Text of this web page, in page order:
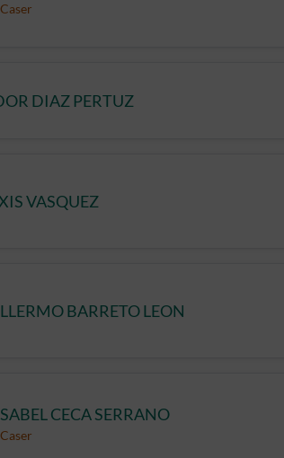
DIAZ PERTUZ
VASQUEZ
BARRETO LEON
CECA SERRANO